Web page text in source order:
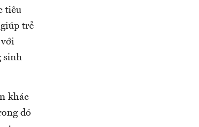
tiêu
trẻ
sinh
khác
đó